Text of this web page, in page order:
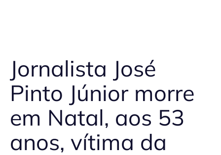
Jornalista José
Pinto Júnior morre
em Natal, aos 53
anos, vítima da